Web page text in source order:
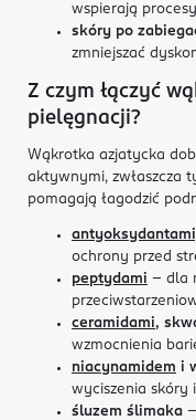
wspierają
skóry po
zmniejszać
Z czym łączyć
pielęgnacji?
Wąkrotka azjatycka
aktywnymi, zwłaszcza
pomagają łagodzić
ochrony przed
peptydami – dla
ceramidami,
wzmocnienia
niacynamidem i
wyciszenia skóry
śluzem ślimaka